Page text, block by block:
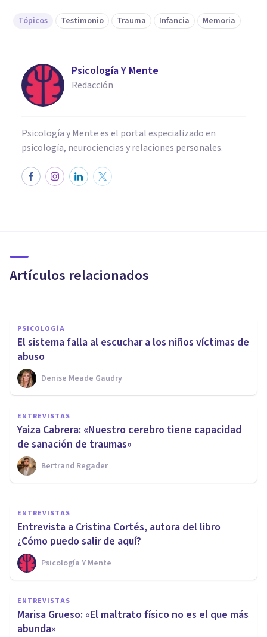
Tópicos Testimonio Trauma Infancia Memoria
Psicología Y Mente
Redacción
Psicología y Mente es el portal especializado en
psicología, neurociencias y relaciones personales.
Artículos relacionados
trauma?
PSICOLOGÍA
El sistema falla al escuchar a los niños víctimas de
abuso
Denise Meade Gaudry
ENTREVISTAS
Yaiza Cabrera: «Nuestro cerebro tiene capacidad
de sanación de traumas»
Bertrand Regader
ENTREVISTAS
Entrevista a Cristina Cortés:
¿qué es la terapia de EMDR
Infantil?
Psicología Y Mente
ENTREVISTAS
Entrevista a Cristina Cortés, autora del libro
¿Cómo puedo salir de aquí?
Psicología Y Mente
ENTREVISTAS
Marisa Grueso: «El maltrato físico no es el que más
abunda»